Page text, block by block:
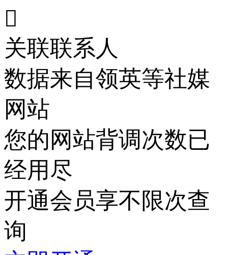

关联联系人
数据来自领英等社媒
网站
您的网站背调次数已
经用尽
开通会员享不限次查
询